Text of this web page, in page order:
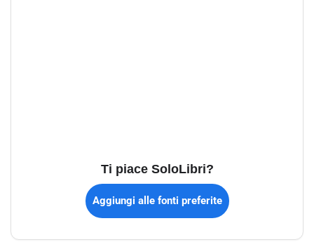
Ti piace SoloLibri?
Aggiungi alle fonti preferite